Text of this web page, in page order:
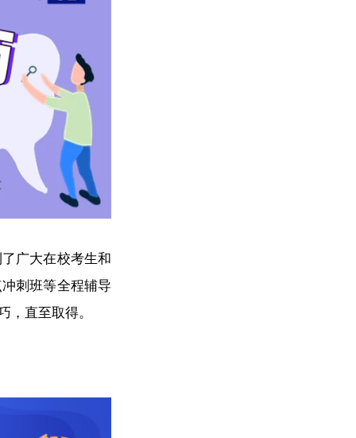
广大在校考生和
刺班等全程辅导
，直至取得。